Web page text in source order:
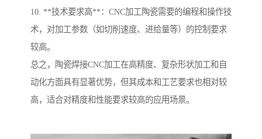
10. **技术要求高**：CNC加工陶瓷需要的编程和操作技
术，对加工参数（如切削速度、进给量等）的控制要求
较高。
总之，陶瓷焊接CNC加工在高精度、复杂形状加工和自
动化方面具有显著优势，但其成本和工艺要求也相对较
高，适合对精度和性能要求较高的应用场景。